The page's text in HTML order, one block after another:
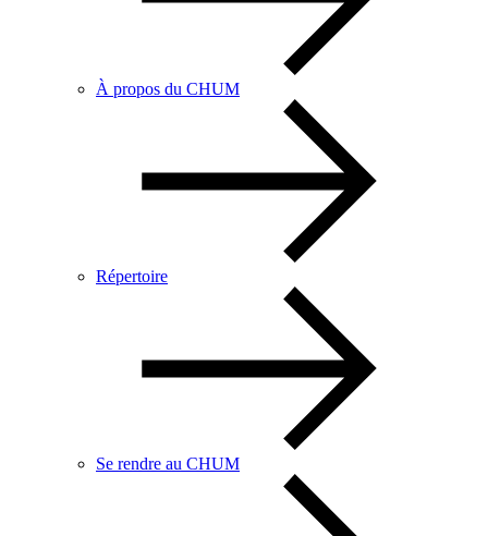
À propos du CHUM
Répertoire
Se rendre au CHUM